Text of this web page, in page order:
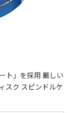
ト」を採用 厳しい
スク スピンドルケ